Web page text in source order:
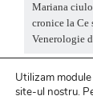
Mariana
cronice la Ce
Venerologie
Utilizam
site-ul nostru.